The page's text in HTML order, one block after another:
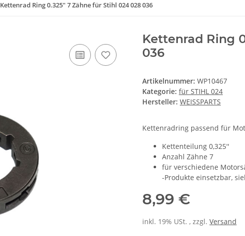
Kettenrad Ring 0.325" 7 Zähne für Stihl 024 028 036
Kettenrad Ring
036
Artikelnummer: WP10467
Kategorie: für STIHL 024
Hersteller: WEISSPARTS
Kettenradring passend für
Kettenteilung 0,325''
Anzahl Zähne 7
für verschiedene
-Produkte einsetzbar,
8,99 €
inkl. 19% USt. , zzgl. Versand